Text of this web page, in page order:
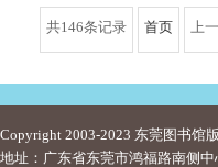
共146条记录 首页 上
Copyright 2003-2023 东莞图书馆
地址：广东省东莞市鸿福路南侧